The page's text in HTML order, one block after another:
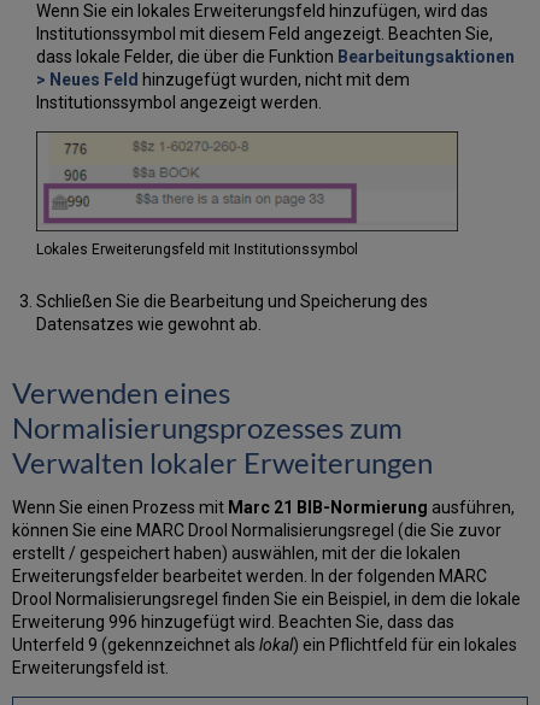
Wenn Sie ein lokales Erweiterungsfeld hinzufügen, wird das
Institutionssymbol mit diesem Feld angezeigt. Beachten Sie,
dass lokale Felder, die über die Funktion Bearbeitungsaktionen
> Neues Feld hinzugefügt wurden, nicht mit dem
Institutionssymbol angezeigt werden.
Lokales Erweiterungsfeld mit Institutionssymbol
Schließen Sie die Bearbeitung und Speicherung des
Datensatzes wie gewohnt ab.
Verwenden eines
Normalisierungsprozesses zum
Verwalten lokaler Erweiterungen
Wenn Sie einen Prozess mit Marc 21 BIB-Normierung ausführen,
können Sie eine MARC Drool Normalisierungsregel (die Sie zuvor
erstellt / gespeichert haben) auswählen, mit der die lokalen
Erweiterungsfelder bearbeitet werden. In der folgenden MARC
Drool Normalisierungsregel finden Sie ein Beispiel, in dem die lokale
Erweiterung 996 hinzugefügt wird. Beachten Sie, dass das
Unterfeld 9 (gekennzeichnet alslokal) ein Pflichtfeld für ein lokales
Erweiterungsfeld ist.